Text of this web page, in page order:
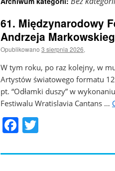
61. Międzynarodowy
Andrzeja
Opublikowano 3 sierpnia 2026,
W tym roku, po raz kolejny, w
Artystów światowego formatu
pt. “Odłamki duszy” w
Festiwalu Wratislavia Cantans …
Facebook